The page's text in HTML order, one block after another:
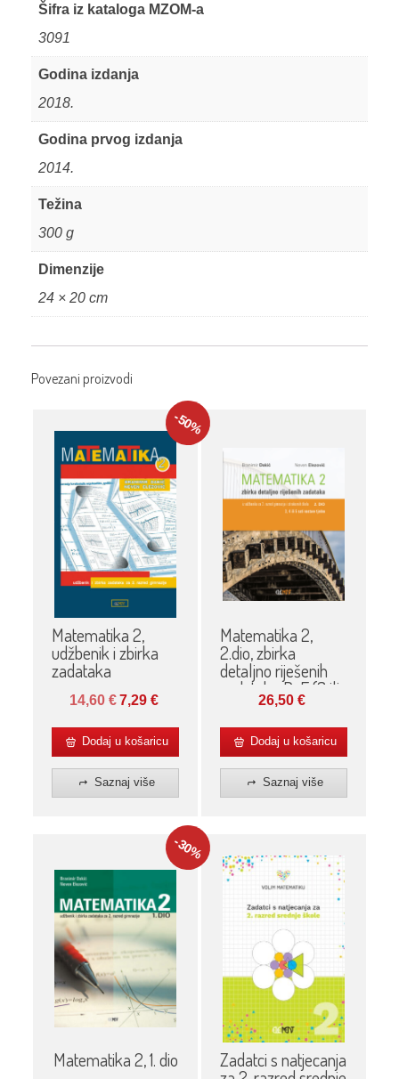
Šifra iz kataloga MZOM-a
3091
Godina izdanja
2018.
Godina prvog izdanja
2014.
Težina
300 g
Dimenzije
24 × 20 cm
Povezani proizvodi
-50%
Matematika 2,
udžbenik i zbirka
zadataka
14,60 €7,29 €
Dodaj u košaricu
Saznaj više
Matematika 2,
2.dio, zbirka
detaljno riješenih
zadataka D-E (3 ili
26,50€
Dodaj u košaricu
Saznaj više
-30%
Matematika 2, 1. dio Zadatci s natjecanja